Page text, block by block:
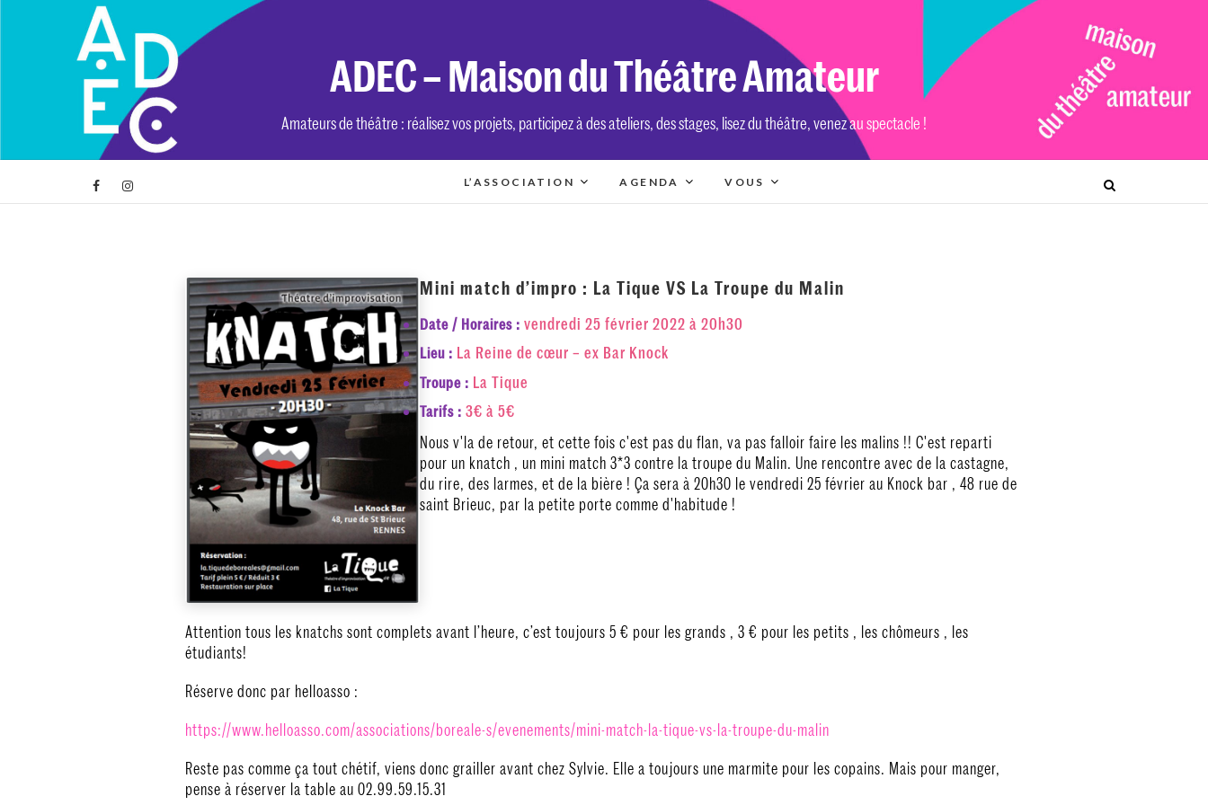
ADEC – Maison du Théâtre Amateur
Amateurs de théâtre : réalisez vos projets, participez à des ateliers, des stages, lisez du théâtre, venez au spectacle !
L’ASSOCIATION AGENDA VOUS
Mini match d’impro : La Tique VS La Troupe du Malin
Date / Horaires : vendredi 25 février 2022 à 20h30
Lieu : La Reine de cœur – ex Bar Knock
Troupe : La Tique
Tarifs : 3€ à 5€
Nous v'la de retour, et cette fois c'est pas du flan, va pas falloir faire les malins !! C'est reparti
pour un knatch , un mini match 3*3 contre la troupe du Malin. Une rencontre avec de la castagne,
du rire, des larmes, et de la bière ! Ça sera à 20h30 le vendredi 25 février au Knock bar , 48 rue de
saint Brieuc, par la petite porte comme d'habitude !
Attention tous les knatchs sont complets avant l’heure, c’est toujours 5 € pour les grands , 3 € pour les petits , les chômeurs , les
étudiants!
Réserve donc par helloasso :
https://www.helloasso.com/associations/boreale-s/evenements/mini-match-la-tique-vs-la-troupe-du-malin
Reste pas comme ça tout chétif, viens donc grailler avant chez Sylvie. Elle a toujours une marmite pour les copains. Mais pour manger,
pense à réserver la table au 02.99.59.15.31